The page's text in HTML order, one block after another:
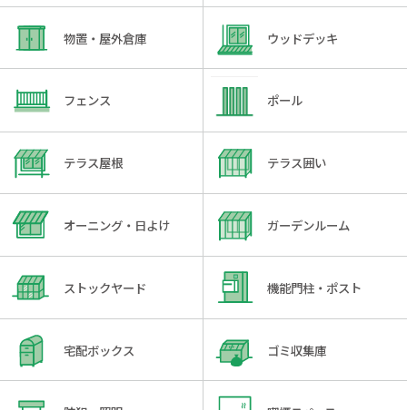
物置・屋外倉庫 ウッドデッキ
フェンス ポール
テラス屋根 テラス囲い
オーニング・日よけ ガーデンルーム
ストックヤード 機能門柱・ポスト
宅配ボックス ゴミ収集庫